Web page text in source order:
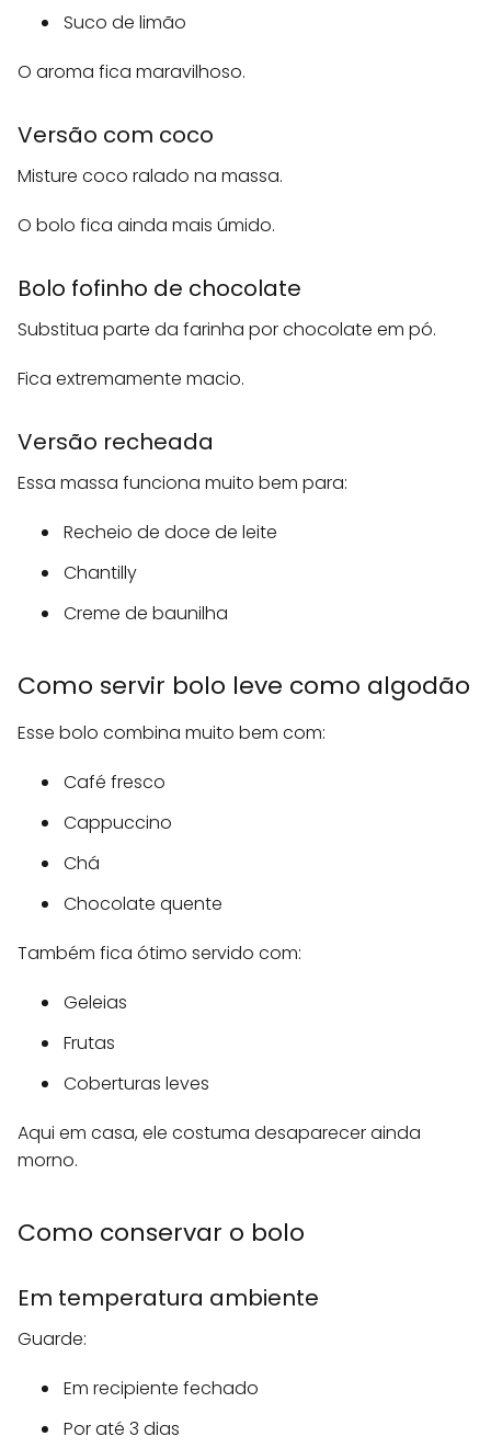
Suco de limão
O aroma fica maravilhoso.
Versão com coco
Misture coco ralado na massa.
O bolo fica ainda mais úmido.
Bolo fofinho de chocolate
Substitua parte da farinha por chocolate em pó.
Fica extremamente macio.
Versão recheada
Essa massa funciona muito bem para:
Recheio de doce de leite
Chantilly
Creme de baunilha
Como servir bolo leve como algodão
Esse bolo combina muito bem com:
Café fresco
Cappuccino
Chá
Chocolate quente
Também fica ótimo servido com:
Geleias
Frutas
Coberturas leves
Aqui em casa, ele costuma desaparecer ainda
morno.
Como conservar o bolo
Em temperatura ambiente
Guarde:
Em recipiente fechado
Por até 3 dias